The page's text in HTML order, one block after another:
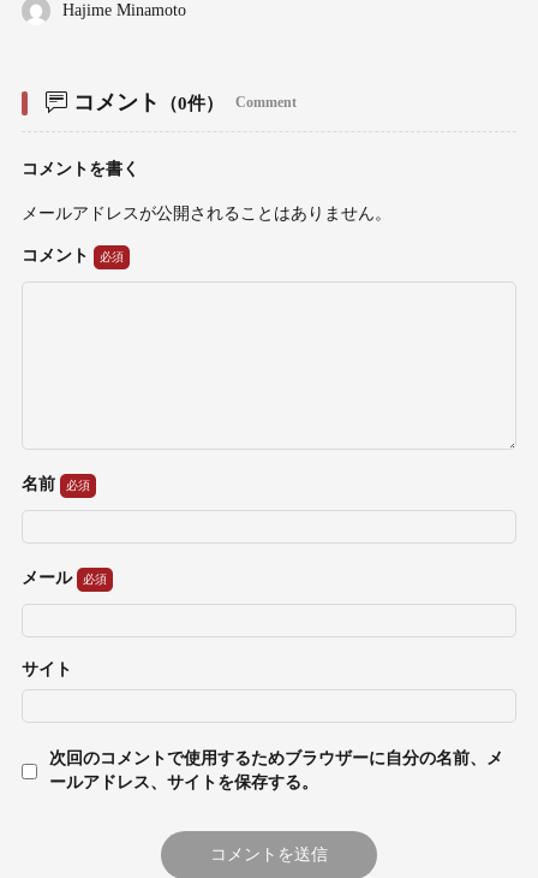
Hajime Minamoto
コメント （0件） Comment
コメントを書く
メールアドレスが公開されることはありません。
コメント
名前
メール
サイト
次回のコメントで使用するためブラウザーに自分の名前、メ
ールアドレス、サイトを保存する。